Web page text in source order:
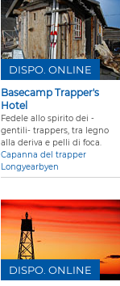
Basecamp Trapper's
Hotel
Fedele allo spirito dei -
gentili- trappers, tra legno
alla deriva e pelli di foca.
Capanna del trapper
Longyearbyen
DISPO. ONLINE
DISPO. ONLINE